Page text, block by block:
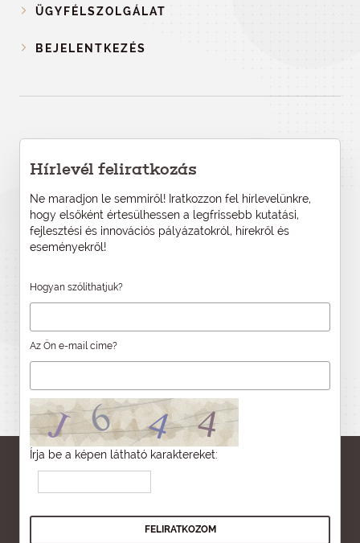
ÜGYFÉLSZOLGÁLAT
BEJELENTKEZÉS
Hírlevél feliratkozás
Ne maradjon le semmiről! Iratkozzon fel hírlevelünkre,
hogy elsőként értesülhessen a legfrissebb kutatási,
fejlesztési és innovációs pályázatokról, hírekről és
eseményekről!
Hogyan szólíthatjuk?
Az Ön e-mail címe?
Írja be a képen látható karaktereket: